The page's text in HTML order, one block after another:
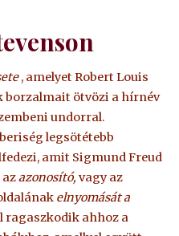
, amelyet Robert Louis
borzalmait ötvözi a hírnév
undorral.
legsötétebb
amit Sigmund Freud
azazonosító, vagy az
elnyomását a
ragaszkodik ahhoz a